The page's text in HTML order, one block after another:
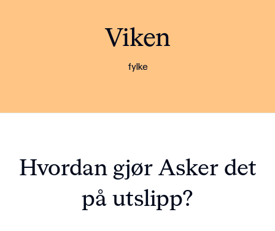
Viken
fylke
Hvordan gjør Asker det
på utslipp?